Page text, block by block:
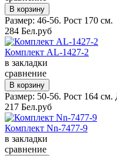
Размер: 46-56. Рост 170
284 Бел.руб
Комплект AL-1427-2
в закладки
сравнение
Размер: 50-56. Рост 164
217 Бел.руб
Комплект Nn-7477-9
в закладки
сравнение